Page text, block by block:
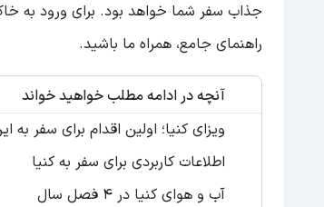
جذاب سفر شما خواهد بود. برای ورود به
راهنمای جامع، همراه ما باشید.
آنچه در ادامه مطلب خواهید خواند
ویزای کنیا؛ اولین اقدام برای سفر به
اطلاعات کاربردی برای سفر به کنیا
آب و هوای کنیا در 4 فصل سال